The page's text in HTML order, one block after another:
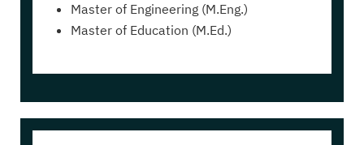
Master of Engineering (M.Eng.)
Master of Education (M.Ed.)